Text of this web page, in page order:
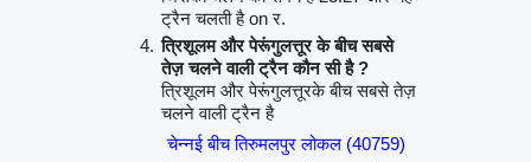
ट्रैन चलती है on र.
त्रिशूलम और पेरूंगुलत्तूर के बीच सबसे
तेज़ चलने वाली ट्रैन कौन सी है ?
त्रिशूलम और पेरूंगुलत्तूरके बीच सबसे तेज़
चलने वाली ट्रैन है
चेन्नई बीच तिरुमलपुर लोकल (40759)